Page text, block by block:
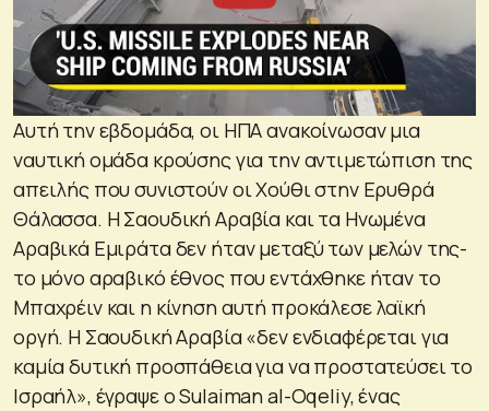
Αυτή την εβδομάδα, οι ΗΠΑ ανακοίνωσαν μια
ναυτική ομάδα κρούσης για την αντιμετώπιση της
απειλής που συνιστούν οι Χούθι στην Ερυθρά
Θάλασσα. Η Σαουδική Αραβία και τα Ηνωμένα
Αραβικά Εμιράτα δεν ήταν μεταξύ των μελών της-
το μόνο αραβικό έθνος που εντάχθηκε ήταν το
Μπαχρέιν και η κίνηση αυτή προκάλεσε λαϊκή
οργή. Η Σαουδική Αραβία «δεν ενδιαφέρεται για
καμία δυτική προσπάθεια για να προστατεύσει το
Ισραήλ», έγραψε ο Sulaiman al-Oqeliy, ένας